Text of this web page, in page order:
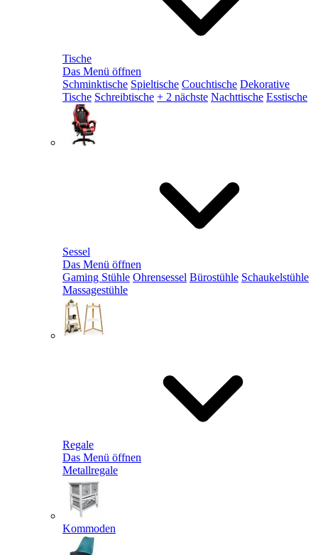
Tische
Das Menü öffnen
Schminktische Spieltische Couchtische Dekorative
Tische Schreibtische + 2 nächste Nachttische Esstische
Sessel
Das Menü öffnen
Gaming Stühle Ohrensessel Bürostühle Schaukelstühle
Massagestühle
Regale
Das Menü öffnen
Metallregale
Kommoden